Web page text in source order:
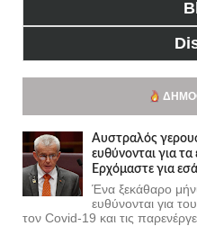
Αυστραλός
ευθύνονται για
Ερχόμαστε για
Ένα ξεκάθαρο
ευθύνονται για
τον Covid-19 και τις